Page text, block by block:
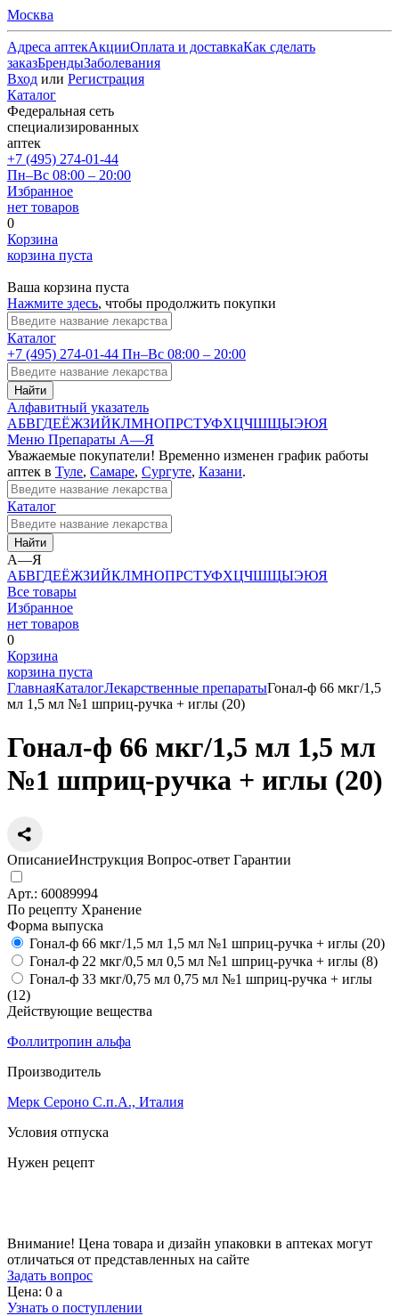
Москва
Адреса аптекАкцииОплата и доставкаКак сделать
заказБрендыЗаболевания
Вход или Регистрация
Каталог
Федеральная сеть
специализированных
аптек
+7 (495) 274-01-44
Пн–Вс 08:00 – 20:00
Избранное
нет товаров
0
Корзина
корзина пуста
Ваша корзина пуста
Нажмите здесь, чтобы продолжить покупки
Каталог
+7 (495) 274-01-44 Пн–Вс 08:00 – 20:00
Найти
Алфавитный указатель
АБВГДЕЁЖЗИЙКЛМНОПРСТУФХЦЧШЩЫЭЮЯ
Меню Препараты А—Я
Уважаемые покупатели! Временно изменен график работы
аптек в Туле, Самаре, Сургуте, Казани.
Каталог
Найти
А—Я
АБВГДЕЁЖЗИЙКЛМНОПРСТУФХЦЧШЩЫЭЮЯ
Все товары
Избранное
нет товаров
0
Корзина
корзина пуста
ГлавнаяКаталогЛекарственные препаратыГонал-ф 66 мкг/1,5
мл 1,5 мл №1 шприц-ручка + иглы (20)
Гонал-ф 66 мкг/1,5 мл 1,5 мл
№1 шприц-ручка + иглы (20)
ОписаниеИнструкция Вопрос-ответ Гарантии
Арт.: 60089994
По рецепту Хранение
Форма выпуска
Гонал-ф 66 мкг/1,5 мл 1,5 мл №1 шприц-ручка + иглы (20)
Гонал-ф 22 мкг/0,5 мл 0,5 мл №1 шприц-ручка + иглы (8)
Гонал-ф 33 мкг/0,75 мл 0,75 мл №1 шприц-ручка + иглы
(12)
Действующие вещества
Фоллитропин альфа
Производитель
Мерк Сероно С.п.А., Италия
Условия отпуска
Нужен рецепт
Внимание! Цена товара и дизайн упаковки в аптеках могут
отличаться от представленных на сайте
Задать вопрос
Цена: 0 a
Узнать о поступлении